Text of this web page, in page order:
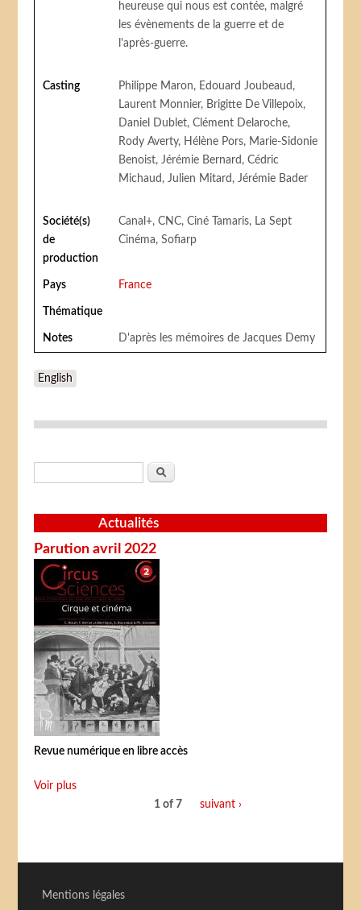
heureuse qui nous est contée, malgré
les évènements de la guerre et de
l'après-guerre.
Casting
Philippe Maron, Edouard Joubeaud,
Laurent Monnier, Brigitte De Villepoix,
Daniel Dublet, Clément Delaroche,
Rody Averty, Hélène Pors, Marie-Sidonie
Benoist, Jérémie Bernard, Cédric
Michaud, Julien Mitard, Jérémie Bader
Société(s)
de
production
Canal+, CNC, Ciné Tamaris, La Sept
Cinéma, Sofiarp
Pays France
Thématique
Notes D'après les mémoires de Jacques Demy
English
Formulaire de recherche
Rechercher
Actualités
Parution avril 2022
Revue numérique en libre accès
Voir plus
1 of 7
suivant ›
Mentions légales